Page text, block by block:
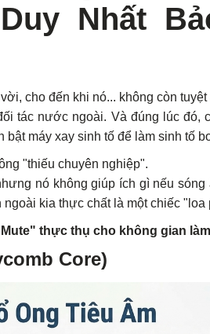
Nhất
cho đến khi nó... không còn
tác nước ngoài. Và đúng lúc đó,
máy xay sinh tố để làm sinh tố
"thiếu chuyên nghiệp".
nó không giúp ích gì nếu
kia thực chất là một chiếc "loa
thực thụ cho không gian
Core)